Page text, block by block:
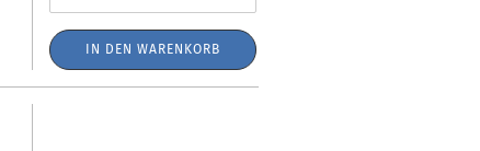
IN DEN WARENKORB